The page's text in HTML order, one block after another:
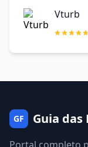
Vturb
GF Guia